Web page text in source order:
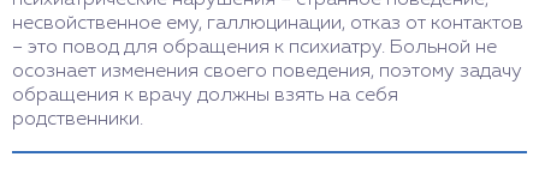
несвойственное ему, галлюцинации, отказ от контактов
– это повод для обращения к психиатру. Больной не
осознает изменения своего поведения, поэтому задачу
обращения к врачу должны взять на себя
родственники.